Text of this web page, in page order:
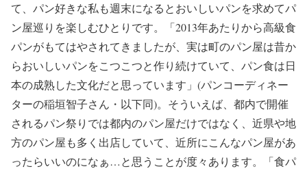
て、パン好きな私も週末になるとおいしいパンを求めてパ
ン屋巡りを楽しむひとりです。「2013年あたりから高級食
パンがもてはやされてきましたが、実は町のパン屋は昔か
らおいしいパンをこつこつと作り続けていて、パン食は日
本の成熟した文化だと思っています」(パンコーディネー
ターの稲垣智子さん・以下同)。そういえば、都内で開催
されるパン祭りでは都内のパン屋だけではなく、近県や地
方のパン屋も多く出店していて、近所にこんなパン屋があ
ったらいいのになぁ…と思うことが度々あります。「食パ